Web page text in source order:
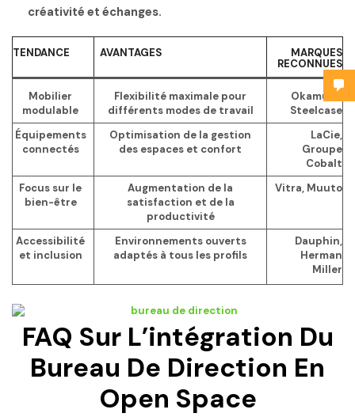
créativité et échanges.
TENDANCE AVANTAGES
MARQUES
RECONNUES
Mobilier
modulable
Flexibilité maximale pour
différents modes de travail
Okamura,
Steelcase
Équipements
connectés
Optimisation de la gestion
des espaces et confort
LaCie,
Groupe
Cobalt
Focus sur le
bien-être
Augmentation de la
satisfaction et de la
productivité
Vitra, Muuto
Accessibilité
et inclusion
Environnements ouverts
adaptés à tous les profils
Dauphin,
Herman
Miller
FAQ Sur L’intégration Du
Bureau De Direction En
Open Space